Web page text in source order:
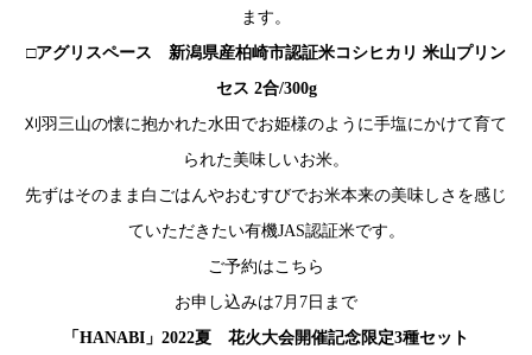
ます。
□アグリスペース 新潟県産柏崎市認証米コシヒカリ 米山プリン
セス 2合/300g
刈羽三山の懐に抱かれた水田でお姫様のように手塩にかけて育て
られた美味しいお米。
先ずはそのまま白ごはんやおむすびでお米本来の美味しさを感じ
ていただきたい有機JAS認証米です。
ご予約はこちら
お申し込みは7月7日まで
「HANABI」2022夏 花火大会開催記念限定3種セット